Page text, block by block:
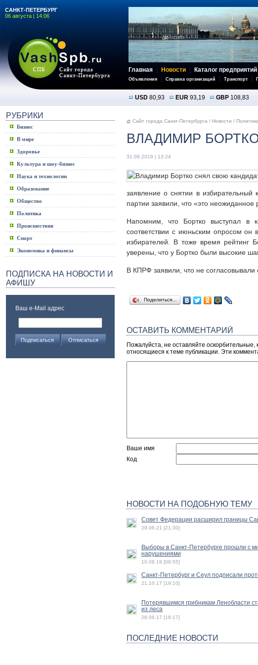
САНКТ-ПЕТЕРБУРГ
06 августа | 14:06
Главная Новости Каталог предприятий
Объявления Справка организаций Транспорт
USD 80,93 EUR 93,19 GBP 108,83
РУБРИКИ
Бизнес
В мире
Здоровье
Культура и шоу-бизнес
Наука и технологии
Образование
Общество
Политика
Происшествия
Спорт
Экономика и финансы
ПОДПИСКА НА НОВОСТИ И
АФИШУ
Ваш e-Mail адрес
Сайт города Санкт-Петербурга / Новости / Политика
ВЛАДИМИР
31.08.2019 | 13:24
заявление о снятии в
партии заявили, что «это
Напомним, что Бортко выступал в
соответствии с июньским опросом он
избирателей. В тоже время рейтинг
уверены, что у Бортко были высокие
В КПРФ заявили, что не согласовывали
Поделиться…
ОСТАВИТЬ КОММЕНТАРИЙ
Пожалуйста, не оставляйте
относящиеся к теме публикации. Эти
Ваше имя
Код
НОВОСТИ НА ПОДОБНУЮ ТЕМУ
Совет Федерации расширил границы
29.06.21 [21:30]
Выборы в Санкт-Петербурге прошли с
нарушениями
10.09.19 [08:55]
Санкт-Петербург и Сеул подписали
21.10.17 [19:10]
Потерявшимся грибникам Ленобласти
из леса
28.06.17 [18:17]
ПОСЛЕДНИЕ НОВОСТИ